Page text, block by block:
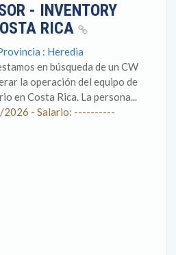
- INVENTORY
RICA
: Heredia
en búsqueda de un CW
la operación del equipo de
en Costa Rica. La persona...
2026 - Salario: ----------